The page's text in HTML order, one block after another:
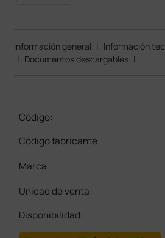
Información general | Información
| Documentos descargables |
Código:
Código fabricante
Marca
Unidad de venta:
Disponibilidad: